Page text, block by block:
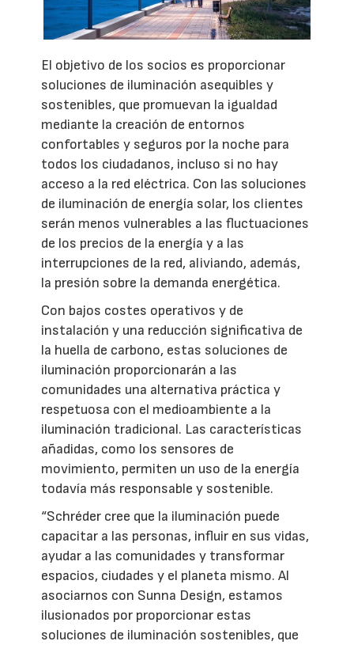
El objetivo de los socios es proporcionar
soluciones de iluminación asequibles y
sostenibles, que promuevan la igualdad
mediante la creación de entornos
confortables y seguros por la noche para
todos los ciudadanos, incluso si no hay
acceso a la red eléctrica. Con las soluciones
de iluminación de energía solar, los clientes
serán menos vulnerables a las fluctuaciones
de los precios de la energía y a las
interrupciones de la red, aliviando, además,
la presión sobre la demanda energética.
Con bajos costes operativos y de
instalación y una reducción significativa de
la huella de carbono, estas soluciones de
iluminación proporcionarán a las
comunidades una alternativa práctica y
respetuosa con el medioambiente a la
iluminación tradicional. Las características
añadidas, como los sensores de
movimiento, permiten un uso de la energía
todavía más responsable y sostenible.
“Schréder cree que la iluminación puede
capacitar a las personas, influir en sus vidas,
ayudar a las comunidades y transformar
espacios, ciudades y el planeta mismo. Al
asociarnos con Sunna Design, estamos
ilusionados por proporcionar estas
soluciones de iluminación sostenibles, que